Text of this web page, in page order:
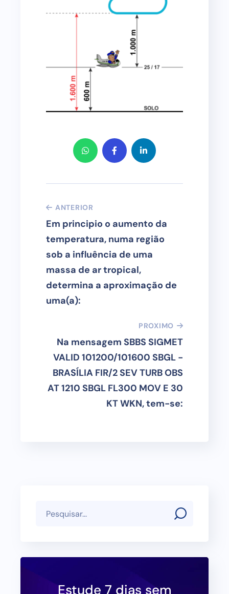
ANTERIOR
Em principio o aumento da
temperatura, numa região
sob a influência de uma
massa de ar tropical,
determina a aproximação de
uma(a):
PROXIMO
Na mensagem SBBS SIGMET
VALID 101200/101600 SBGL -
BRASÍLIA FIR/2 SEV TURB OBS
AT 1210 SBGL FL300 MOV E 30
KT WKN, tem-se:
Estude 7 dias sem